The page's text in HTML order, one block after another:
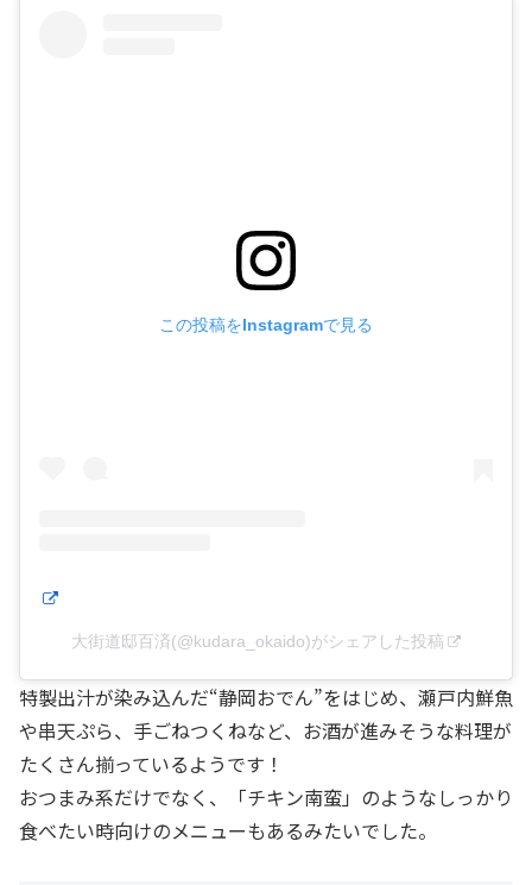
この投稿をInstagramで見る
大街道邸百済(@kudara_okaido)がシェアした投稿
特製出汁が染み込んだ“静岡おでん”をはじめ、瀬戸内鮮魚
や串天ぷら、手ごねつくねなど、お酒が進みそうな料理が
たくさん揃っているようです！
おつまみ系だけでなく、「チキン南蛮」のようなしっかり
食べたい時向けのメニューもあるみたいでした。